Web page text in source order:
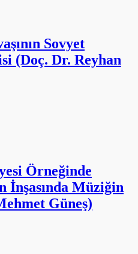
Sovyet
(Doç. Dr. Reyhan
Örneğinde
İnşasında Müziğin
Güneş)